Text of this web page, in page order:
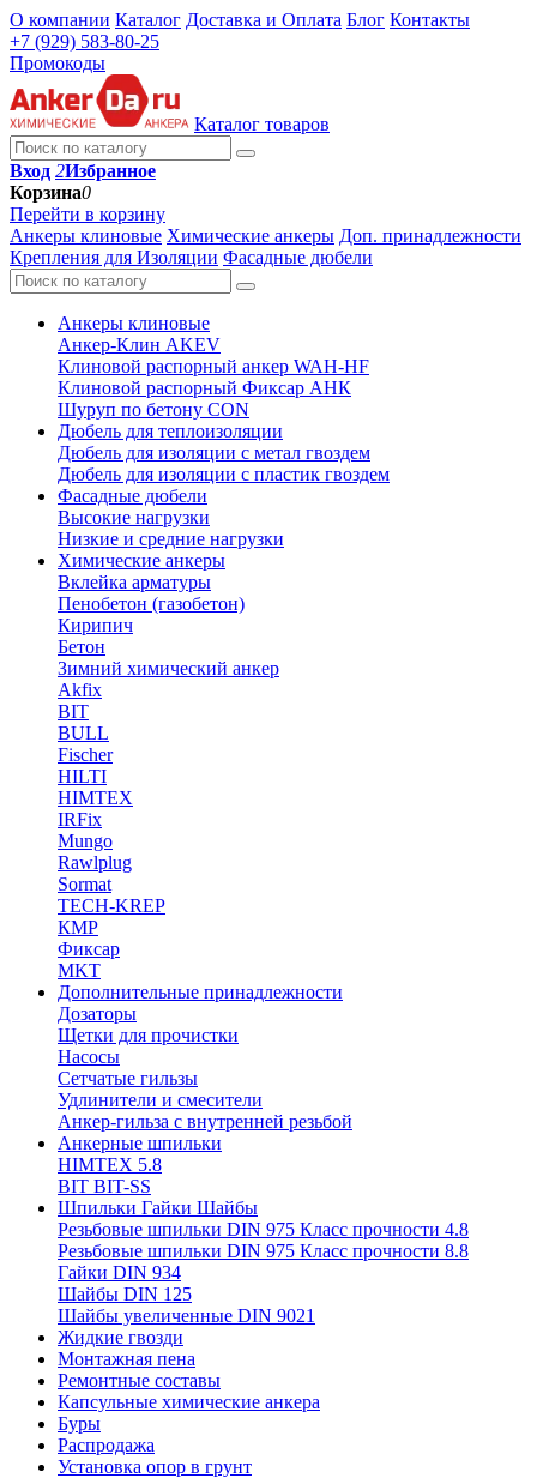
О компании Каталог Доставка и Оплата Блог Контакты
+7 (929) 583-80-25
Промокоды
Каталог товаров
Вход 2Избранное
Корзина0
Перейти в корзину
Анкеры клиновые Химические анкеры Доп. принадлежности
Крепления для Изоляции Фасадные дюбели
Анкеры клиновые
Анкер-Клин AKEV
Клиновой распорный анкер WAH-HF
Клиновой распорный Фиксар АНК
Шуруп по бетону CON
Дюбель для теплоизоляции
Дюбель для изоляции с метал гвоздем
Дюбель для изоляции с пластик гвоздем
Фасадные дюбели
Высокие нагрузки
Низкие и средние нагрузки
Химические анкеры
Вклейка арматуры
Пенобетон (газобетон)
Кирипич
Бетон
Зимний химический анкер
Akfix
BIT
BULL
Fischer
HILTI
HIMTEX
IRFix
Mungo
Rawlplug
Sormat
TECH-KREP
КМР
Фиксар
MKT
Дополнительные принадлежности
Дозаторы
Щетки для прочистки
Насосы
Сетчатые гильзы
Удлинители и смесители
Анкер-гильза с внутренней резьбой
Анкерные шпильки
HIMTEX 5.8
BIT BIT-SS
Шпильки Гайки Шайбы
Резьбовые шпильки DIN 975 Класс прочности 4.8
Резьбовые шпильки DIN 975 Класс прочности 8.8
Гайки DIN 934
Шайбы DIN 125
Шайбы увеличенные DIN 9021
Жидкие гвозди
Монтажная пена
Ремонтные составы
Капсульные химические анкера
Буры
Распродажа
Установка опор в грунт